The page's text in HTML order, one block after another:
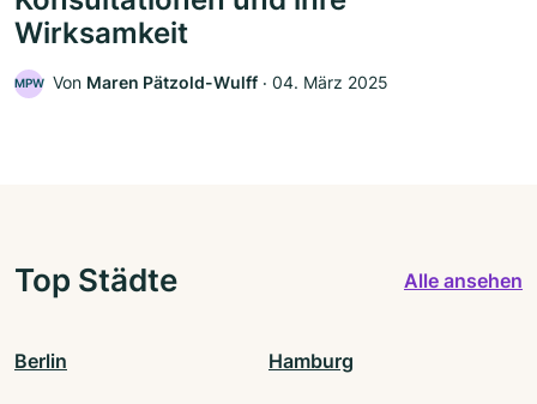
Wirksamkeit
MPW Von Maren Pätzold-Wulff ‧ 04. März 2025
Top Städte Alle ansehen
Berlin Hamburg